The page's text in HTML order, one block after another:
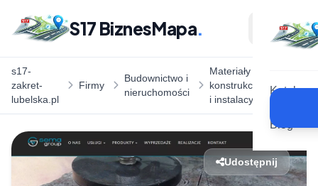
S17 BiznesMapa.
Katalog
Blog
s17-
zakret-
lubelska.pl
Firmy
Budownictwo i
nieruchomości
Materiały
konstrukcyjne
i instalacyjne
Udostępnij